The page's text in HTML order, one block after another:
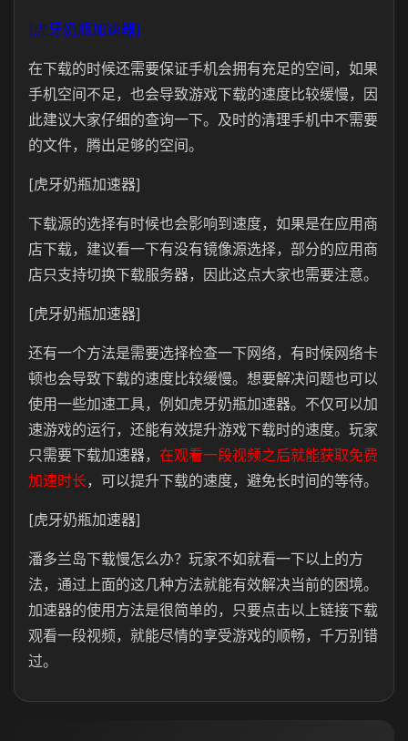
[虎牙奶瓶加速器]
在下载的时候还需要保证手机会拥有充足的空间，如果
手机空间不足，也会导致游戏下载的速度比较缓慢，因
此建议大家仔细的查询一下。及时的清理手机中不需要
的文件，腾出足够的空间。
[虎牙奶瓶加速器]
下载源的选择有时候也会影响到速度，如果是在应用商
店下载，建议看一下有没有镜像源选择，部分的应用商
店只支持切换下载服务器，因此这点大家也需要注意。
[虎牙奶瓶加速器]
还有一个方法是需要选择检查一下网络，有时候网络卡
顿也会导致下载的速度比较缓慢。想要解决问题也可以
使用一些加速工具，例如虎牙奶瓶加速器。不仅可以加
速游戏的运行，还能有效提升游戏下载时的速度。玩家
只需要下载加速器， 在观看一段视频之后就能获取免费
加速时长 ，可以提升下载的速度，避免长时间的等待。
[虎牙奶瓶加速器]
潘多兰岛下载慢怎么办？玩家不如就看一下以上的方
法，通过上面的这几种方法就能有效解决当前的困境。
加速器的使用方法是很简单的，只要点击以上链接下载
观看一段视频，就能尽情的享受游戏的顺畅，千万别错
过。